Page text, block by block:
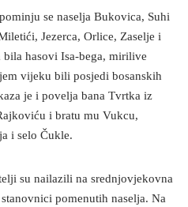
se naselja Bukovica, Suhi
Jezerca, Orlice, Zaselje i
hasovi Isa-bega, mirilive
vijeku bili posjedi bosanskih
je i povelja bana Tvrtka iz
i bratu mu Vukcu,
i selo Čukle.
su nailazili na srednjovjekovna
pomenutih naselja. Na